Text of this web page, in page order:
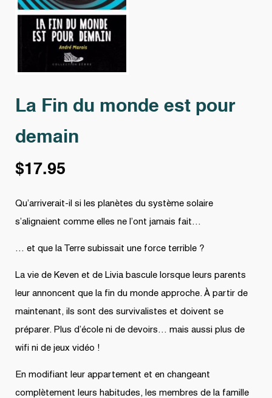
La Fin du monde est pour
demain
$17.95
Qu’arriverait-il si les planètes du système solaire
s’alignaient comme elles ne l’ont jamais fait…
… et que la Terre subissait une force terrible ?
La vie de Keven et de Livia bascule lorsque leurs parents
leur annoncent que la fin du monde approche. À partir de
maintenant, ils sont des survivalistes et doivent se
préparer. Plus d’école ni de devoirs… mais aussi plus de
wifi ni de jeux vidéo !
En modifiant leur appartement et en changeant
complètement leurs habitudes, les membres de la famille